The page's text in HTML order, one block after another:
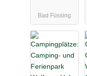
Bad Füssing